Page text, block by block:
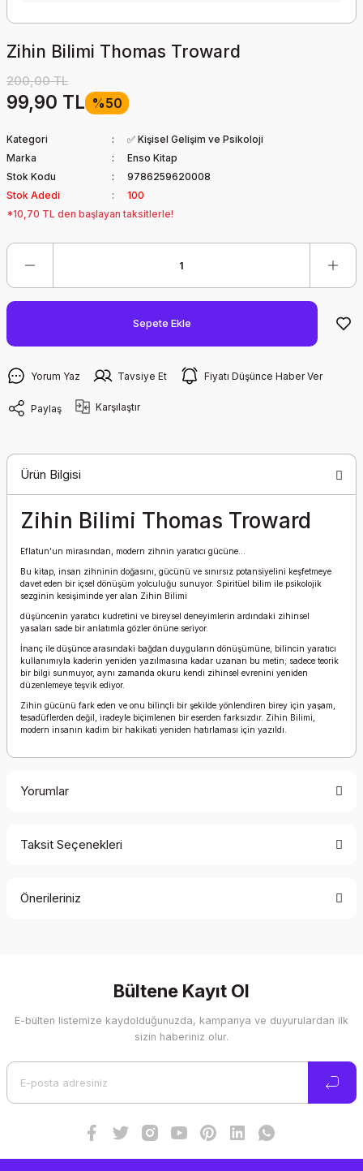
Zihin Bilimi Thomas Troward
200,00 TL
99,90 TL %50
Kategori
✅ Kişisel Gelişim ve Psikoloji
Marka
Enso Kitap
Stok Kodu
9786259620008
Stok Adedi
100
*10,70 TL den başlayan taksitlerle!
Sepete Ekle
Yorum Yaz Tavsiye Et Fiyatı Düşünce Haber Ver
Paylaş Karşılaştır
Ürün Bilgisi
Zihin Bilimi Thomas Troward
Eflatun’un mirasından, modern zihnin yaratıcı gücüne…
Bu kitap, insan zihninin doğasını, gücünü ve sınırsız potansiyelini keşfetmeye
davet eden bir içsel dönüşüm yolculuğu sunuyor. Spiritüel bilim ile psikolojik
sezginin kesişiminde yer alan Zihin Bilimi
düşüncenin yaratıcı kudretini ve bireysel deneyimlerin ardındaki zihinsel
yasaları sade bir anlatımla gözler önüne seriyor.
İnanç ile düşünce arasındaki bağdan duyguların dönüşümüne, bilincin yaratıcı
kullanımıyla kaderin yeniden yazılmasına kadar uzanan bu metin; sadece teorik
bir bilgi sunmuyor, aynı zamanda okuru kendi zihinsel evrenini yeniden
düzenlemeye teşvik ediyor.
Zihin gücünü fark eden ve onu bilinçli bir şekilde yönlendiren birey için yaşam,
tesadüflerden değil, iradeyle biçimlenen bir eserden farksızdır. Zihin Bilimi,
modern insanın kadim bir hakikati yeniden hatırlaması için yazıldı.
Yorumlar
Taksit Seçenekleri
Önerileriniz
Görüş ve önerileriniz için teşekkür ederiz.
Ürün resmi kalitesiz, bozuk veya görüntülenemiyor.
Bültene Kayıt Ol
E-bülten listemize kaydolduğunuzda, kampanya ve duyurulardan ilk
sizin haberiniz olur.